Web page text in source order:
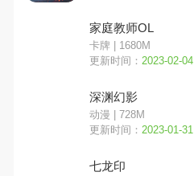
家庭教师OL
卡牌 | 1680M
更新时间： 2023-02-04
深渊幻影
动漫 | 728M
更新时间： 2023-01-31
七龙印